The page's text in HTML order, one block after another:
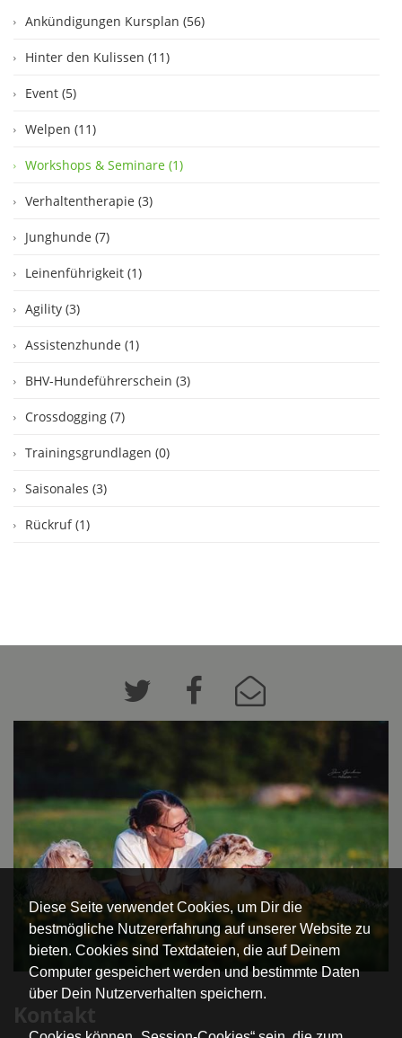
Diese Seite verwendet Cookies, um Dir die
bestmögliche Nutzererfahrung auf unserer Website zu
bieten. Cookies sind Textdateien, die auf Deinem
Computer gespeichert werden und bestimmte Daten
über Dein Nutzerverhalten speichern.
Ankündigungen Kursplan (56)
Hinter den Kulissen (11)
Event (5)
Welpen (11)
Workshops & Seminare (1)
Verhaltentherapie (3)
Junghunde (7)
Leinenführigkeit (1)
Agility (3)
Assistenzhunde (1)
BHV-Hundeführerschein (3)
Crossdogging (7)
Trainingsgrundlagen (0)
Saisonales (3)
Rückruf (1)
Kontakt